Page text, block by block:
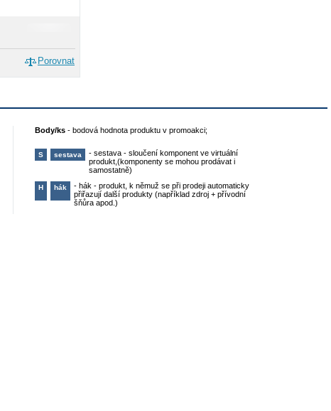
Porovnat
Body/ks -bodová hodnota produktu v promoakci;
S sestava -sestava - sloučení komponent ve virtuální
produkt,(komponenty se mohou prodávat i
samostatně)
H hák -hák - produkt, k němuž se při prodeji automaticky
přiřazují další produkty (například zdroj + přívodní
šňůra apod.)